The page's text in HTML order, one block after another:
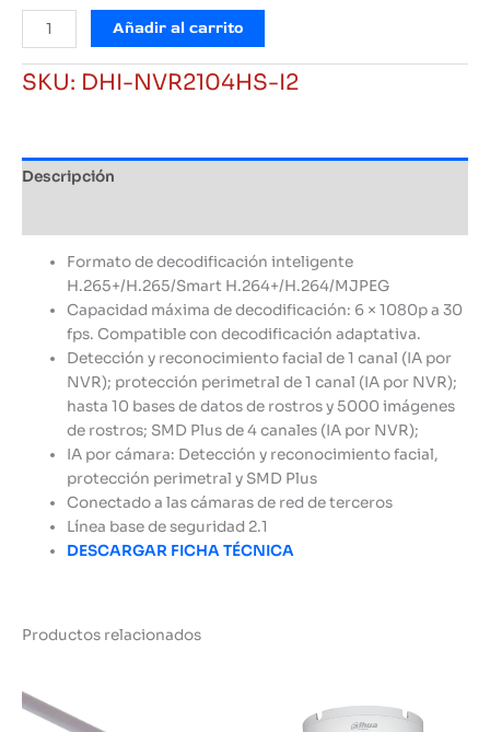
Grabador
NVR
4
Canales
cantidad
Añadir al carrito
SKU: DHI-NVR2104HS-I2
Descripción
Formato de decodificación inteligente
H.265+/H.265/Smart H.264+/H.264/MJPEG
Capacidad máxima de decodificación: 6 × 1080p a 30
fps. Compatible con decodificación adaptativa.
Detección y reconocimiento facial de 1 canal (IA por
NVR); protección perimetral de 1 canal (IA por NVR);
hasta 10 bases de datos de rostros y 5000 imágenes
de rostros; SMD Plus de 4 canales (IA por NVR);
IA por cámara: Detección y reconocimiento facial,
protección perimetral y SMD Plus
Conectado a las cámaras de red de terceros
Línea base de seguridad 2.1
DESCARGAR FICHA TÉCNICA
Productos relacionados